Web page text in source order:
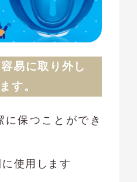
易に取り外し
す。
に保つことができ
使用します